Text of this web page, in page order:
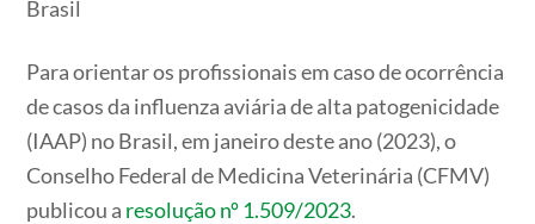
Brasil
Para orientar os profissionais em caso de ocorrência
de casos da influenza aviária de alta patogenicidade
(IAAP) no Brasil, em janeiro deste ano (2023), o
Conselho Federal de Medicina Veterinária (CFMV)
publicou a resolução nº 1.509/2023.